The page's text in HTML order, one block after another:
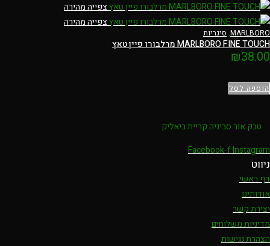
צפייה מהירה
צפייה מהירה
MARLBORO
, סיגריות
MARLBORO FINE TOUCH מרלבורו פיין טאץ
₪38.00
הוספה לסל
טבק אור סביניה קריית ביאליק
Facebook-fInstagram
ניווט
דף ראשי
אודותינו
יצירת קשר
מדיניות משלוחים
הצהרת נגישות